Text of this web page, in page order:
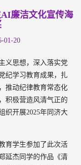
廉洁文化宣传海
01-20
义思想，深入落实党
纪学习教育成果，扎
推动纪律教育常态化
积极营造风清气正的
织开展2025年同济大
育学生参加了此次活
延杰同学的作品《清